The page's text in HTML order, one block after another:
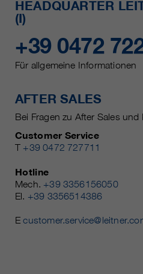
HEADQUARTER
(I)
+39 0472
Für allgemeine Informationen
AFTER SALES
Bei Fragen zu After Sales
Customer Service
T +39 0472 727711
Hotline
Mech. +39 3356156050
El. +39 3356514386
E